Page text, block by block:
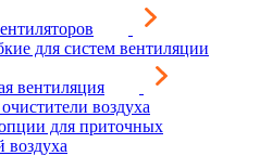
для систем вентиляции
вентиляция
воздуха
для приточных
воздуха